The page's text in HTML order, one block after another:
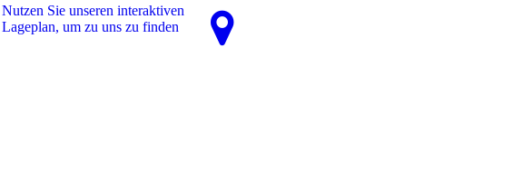
Nutzen Sie unseren interaktiven
La­ge­plan, um zu uns zu finden